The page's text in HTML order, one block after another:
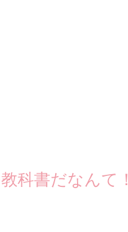
科書だなんて！